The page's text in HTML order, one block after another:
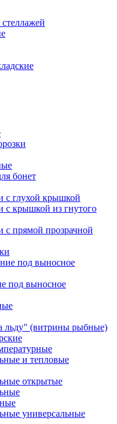
бонет
с глухой крышкой
с крышкой из гнутого
с прямой прозрачной
под выносное
под выносное
льду" (витрины рыбные)
и тепловые
открытые
универсальные